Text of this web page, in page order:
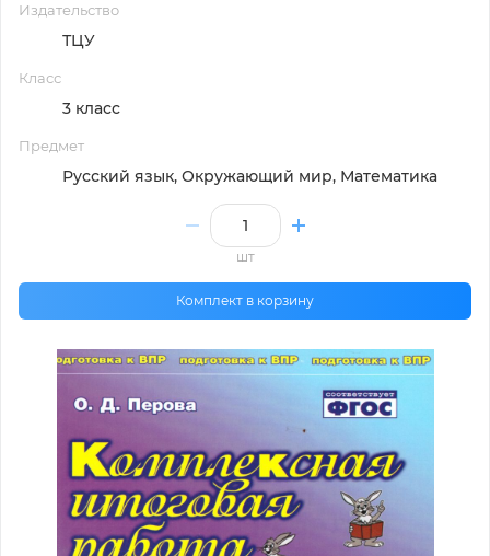
Издательство
ТЦУ
Класс
3 класс
Предмет
Русский язык, Окружающий мир, Математика
шт
Комплект в корзину